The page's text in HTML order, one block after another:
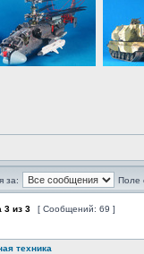
за: Поле
3 из 3 [ Сообщений: 69 ]
техника